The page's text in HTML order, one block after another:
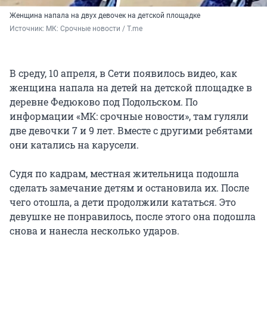
Женщина напала на двух девочек на детской площадке
Источник: МК: Срочные новости / T.me
В среду, 10 апреля, в Сети появилось видео, как
женщина напала на детей на детской площадке в
деревне Федюково под Подольском. По
информации «МК: срочные новости», там гуляли
две девочки 7 и 9 лет. Вместе с другими ребятами
они катались на карусели.
Судя по кадрам, местная жительница подошла
сделать замечание детям и остановила их. После
чего отошла, а дети продолжили кататься. Это
девушке не понравилось, после этого она подошла
снова и нанесла несколько ударов.